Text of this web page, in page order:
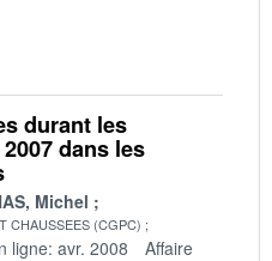
durant les
dans les
Michel
CHAUSSEES (CGPC)
ligne: avr. 2008
Affaire